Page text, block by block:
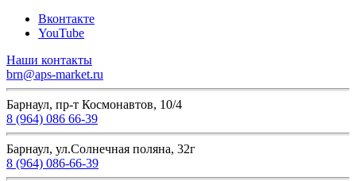
Вконтакте
YouTube
Наши контакты
brn@aps-market.ru
Барнаул, пр-т Космонавтов, 10/4
8 (964) 086 66-39
Барнаул, ул.Солнечная поляна, 32г
8 (964) 086-66-39